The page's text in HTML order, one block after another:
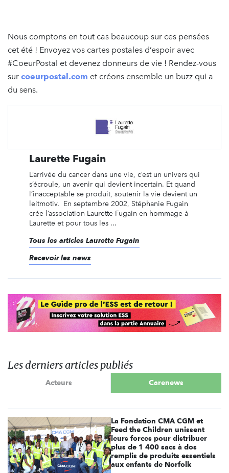
Nous comptons en tout cas beaucoup sur ces pensées
cet été ! Envoyez vos cartes postales d’espoir avec
#CoeurPostal et devenez donneurs de vie ! Rendez-vous
sur coeurpostal.com et créons ensemble un buzz qui a
du sens.
Laurette Fugain
L’arrivée du cancer dans une vie, c’est un univers qui
s’écroule, un avenir qui devient incertain. Et quand
l’inacceptable se produit, soutenir la vie devient un
leitmotiv. En septembre 2002, Stéphanie Fugain
crée l’association Laurette Fugain en hommage à
Laurette et pour tous les ...
Tous les articles Laurette Fugain
Recevoir les news
Les derniers articles publiés
Acteurs Carenews
La Fondation CMA CGM et
Feed the Children unissent
leurs forces pour distribuer
plus de 1 400 sacs à dos
remplis de produits essentiels
aux enfants de Norfolk